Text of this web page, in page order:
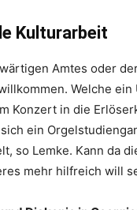
Kulturarbeit
Amtes oder
Welche
Konzert in die
ein
so Lemke. Kann da
mehr hilfreich will